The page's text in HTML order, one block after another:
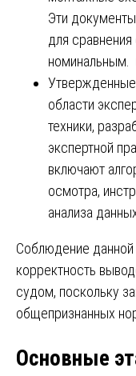
Эти
для
номинальным.
области
техники,
экспертной
включают
осмотра,
анализа
Соблюдение данной
корректность
судом, поскольку
общепризнанных
Основные